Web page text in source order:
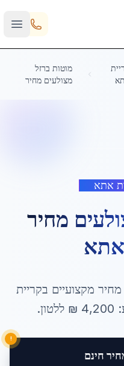
מוטות ברזל
מצולעים מחיר
אתא
מחיר
אתא
מחיר מקצועיים בקריית
4,200 ₪ ללטון.
חינם
!